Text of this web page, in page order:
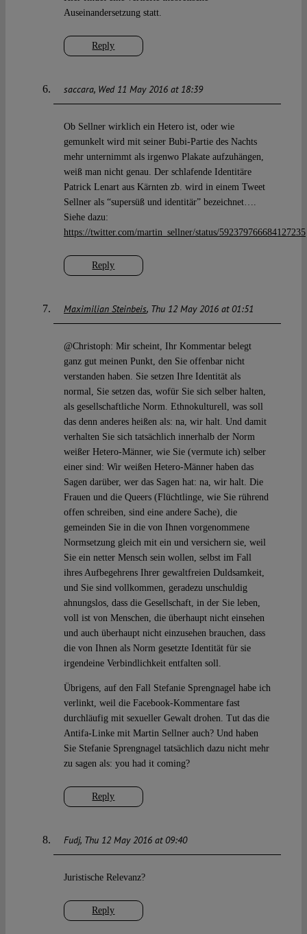
Reply
Auseinandersetzung statt.
saccara Wed 11 May 2016 at 18:39
Reply
Ob Sellner wirklich ein Hetero ist, oder wie
gemunkelt wird mit seiner Bubi-Partie des Nachts
mehr unternimmt als irgenwo Plakate aufzuhängen,
weiß man nicht genau. Der schlafende Identitäre
Patrick Lenart aus Kärnten zb. wird in einem Tweet
Sellner als “supersüß und identitär” bezeichnet….
Siehe dazu:
https://twitter.com/martin_sellner/status/592379766684127235
Maximilian Steinbeis Thu 12 May 2016 at 01:51
Reply
@Christoph: Mir scheint, Ihr Kommentar belegt
ganz gut meinen Punkt, den Sie offenbar nicht
verstanden haben. Sie setzen Ihre Identität als
normal, Sie setzen das, wofür Sie sich selber halten,
als gesellschaftliche Norm. Ethnokulturell, was soll
das denn anderes heißen als: na, wir halt. Und damit
verhalten Sie sich tatsächlich innerhalb der Norm
weißer Hetero-Männer, wie Sie (vermute ich) selber
einer sind: Wir weißen Hetero-Männer haben das
Sagen darüber, wer das Sagen hat: na, wir halt. Die
Frauen und die Queers (Flüchtlinge, wie Sie rührend
offen schreiben, sind eine andere Sache), die
gemeinden Sie in die von Ihnen vorgenommene
Normsetzung gleich mit ein und versichern sie, weil
Sie ein netter Mensch sein wollen, selbst im Fall
ihres Aufbegehrens Ihrer gewaltfreien Duldsamkeit,
und Sie sind vollkommen, geradezu unschuldig
ahnungslos, dass die Gesellschaft, in der Sie leben,
voll ist von Menschen, die überhaupt nicht einsehen
und auch überhaupt nicht einzusehen brauchen, dass
die von Ihnen als Norm gesetzte Identität für sie
irgendeine Verbindlichkeit entfalten soll.
Übrigens, auf den Fall Stefanie Sprengnagel habe ich
verlinkt, weil die Facebook-Kommentare fast
durchläufig mit sexueller Gewalt drohen. Tut das die
Antifa-Linke mit Martin Sellner auch? Und haben
Sie Stefanie Sprengnagel tatsächlich dazu nicht mehr
zu sagen als: you had it coming?
Fudj Thu 12 May 2016 at 09:40
Reply
Juristische Relevanz?